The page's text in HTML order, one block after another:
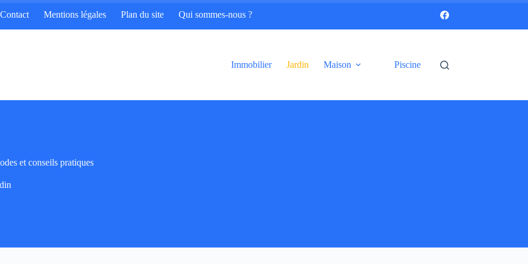
Contact Mentions légales Plan du site Qui sommes-nous ?
Immobilier Jardin Maison Piscine
et conseils pratiques